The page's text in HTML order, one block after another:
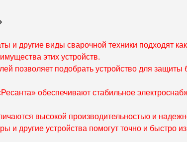
и другие виды сварочной техники подходят
этих устройств.
позволяет подобрать устройство для
обеспечивают стабильное
высокой производительностью и
и другие устройства помогут точно и быстро